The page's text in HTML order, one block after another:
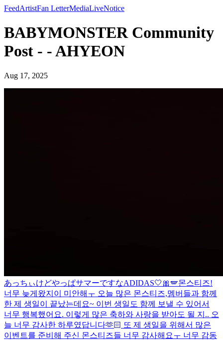
FeedArtistFan LetterMediaLiveNotice
BABYMONSTER Community
Post - - AHYEON
Aug 17, 2025
あっちぃけどやっぱサマーですなADIDAS🤍🎀🪽몬스티즈!
너무 늦게왔지이 미안해ㅜ 오늘 많은 몬스티즈,멤버들과 함께
한 제 생일이 끝났는데요~ 이번 생일도 함께 보낼 수 있어서
너무 행복했어요. 이렇게 많은 축하와 사랑을 받아도 될 지.. 오
늘 너무 감사한 하루였답니다🫶🏻 또 제 생일을 위해서 많은
이벤트를 준비해 주신 몬스티즈들 너무 감사해요ㅜ 너무 감동